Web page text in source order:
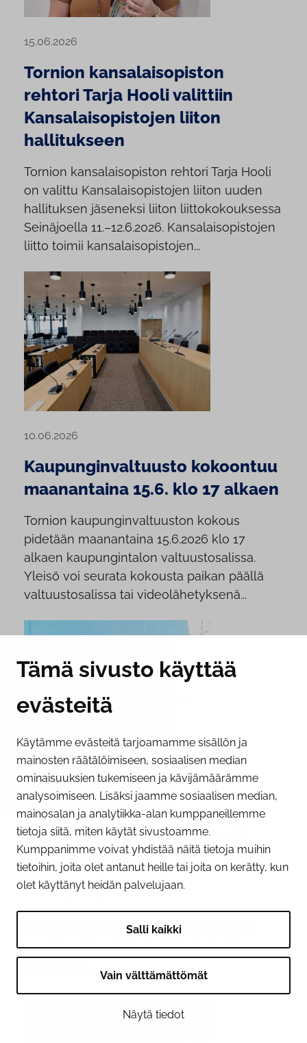
Tämä sivusto käyttää
evästeitä
Käytämme evästeitä tarjoamamme sisällön ja
mainosten räätälöimiseen, sosiaalisen median
ominaisuuksien tukemiseen ja kävijämäärämme
analysoimiseen. Lisäksi jaamme sosiaalisen median,
mainosalan ja analytiikka-alan kumppaneillemme
tietoja siitä, miten käytät sivustoamme.
Kumppanimme voivat yhdistää näitä tietoja muihin
tietoihin, joita olet antanut heille tai joita on kerätty, kun
olet käyttänyt heidän palvelujaan.
Salli kaikki
Vain välttämättömät
Näytä tiedot
15.06.2026
Tornion kansalaisopiston
rehtori Tarja Hooli valittiin
Kansalaisopistojen liiton
hallitukseen
Tornion kansalaisopiston rehtori Tarja Hooli
on valittu Kansalaisopistojen liiton uuden
hallituksen jäseneksi liiton liittokokouksessa
Seinäjoella 11.–12.6.2026. Kansalaisopistojen
liitto toimii kansalaisopistojen...
10.06.2026
Kaupunginvaltuusto kokoontuu
maanantaina 15.6. klo 17 alkaen
Tornion kaupunginvaltuuston kokous
pidetään maanantaina 15.6.2026 klo 17
alkaen kaupungintalon valtuustosalissa.
Yleisö voi seurata kokousta paikan päällä
valtuustosalissa tai videolähetyksenä...
09.06.2026
Huomioi Tornion sillan
alikulkukohdat liikkuessasi
joella kesällä
Tornionjoen ylittävän sillan
peruskunnostustyöt jatkuvat kesän ajan.
Veneilijöille ja muille joella kulkeville on
merkitty sillan alle kaksi alikulkukohtaa.